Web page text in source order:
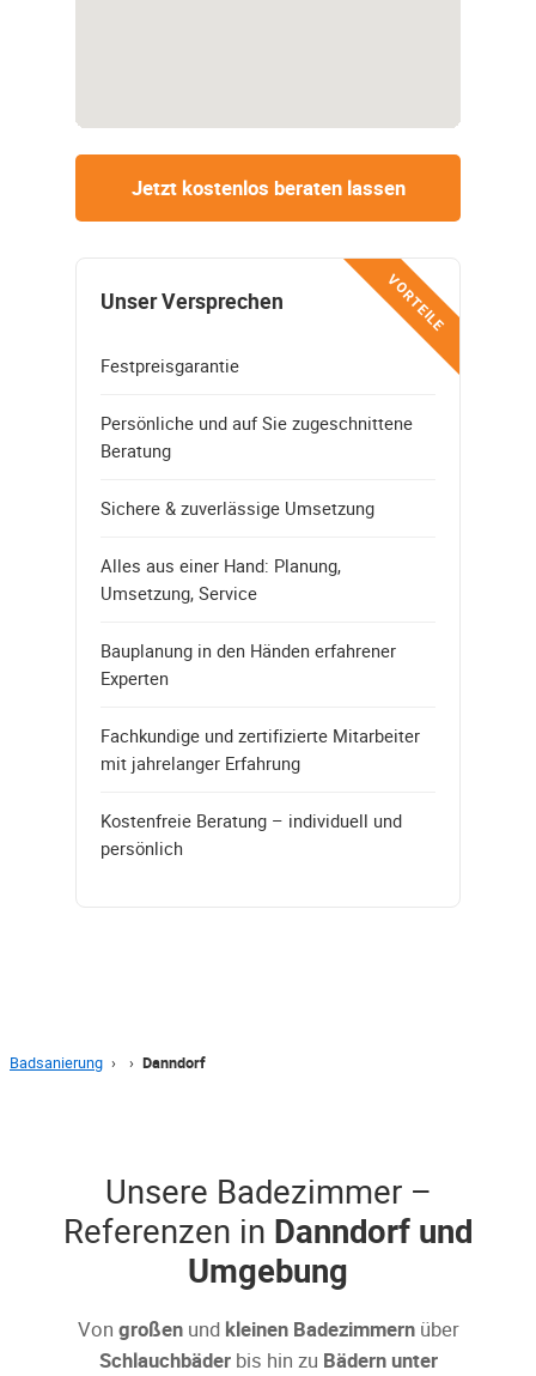
Jetzt kostenlos beraten lassen
VORTEILE
Unser Versprechen
Festpreisgarantie
Persönliche und auf Sie zugeschnittene
Beratung
Sichere & zuverlässige Umsetzung
Alles aus einer Hand: Planung,
Umsetzung, Service
Bauplanung in den Händen erfahrener
Experten
Fachkundige und zertifizierte Mitarbeiter
mit jahrelanger Erfahrung
Kostenfreie Beratung – individuell und
persönlich
Badsanierung › › Danndorf
Unsere Badezimmer –
Referenzen in Danndorf und
Umgebung
Von großenund kleinen Badezimmernüber
Schlauchbäderbis hin zu Bädern unter